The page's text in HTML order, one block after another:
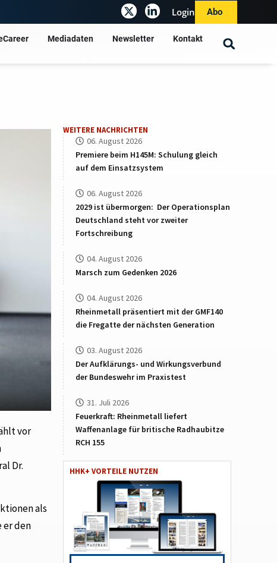
Login Abo
Mediadaten Newsletter Kontakt
vor
Dr.
als
er den
WEITERE NACHRICHTEN
06. August 2026
Premiere beim H145M: Schulung gleich
auf dem Einsatzsystem
06. August 2026
2029 ist übermorgen: Der Operationsplan
Deutschland steht vor zweiter
Fortschreibung
04. August 2026
Marsch zum Gedenken 2026
04. August 2026
Rheinmetall präsentiert mit der GMF140
die Fregatte der nächsten Generation
03. August 2026
Der Aufklärungs- und Wirkungsverbund
der Bundeswehr im Praxistest
31. Juli 2026
Feuerkraft: Rheinmetall liefert
Waffenanlage für britische Radhaubitze
RCH 155
HHK+ VORTEILE NUTZEN